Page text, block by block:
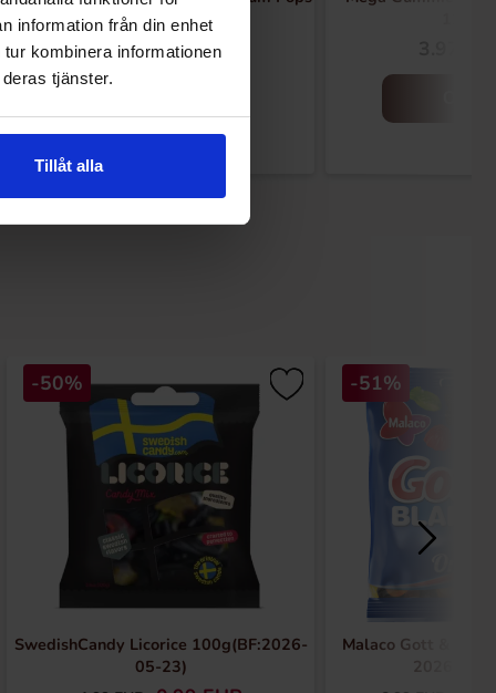
information från din enhet
kombinera informationen
tjänster.
Tillåt alla
Blue Raspberry 105g
3.28 EUR
-50%
SwedishCandy Licorice 100g(BF:2026-
05-23)
-51%
Malaco Gott &